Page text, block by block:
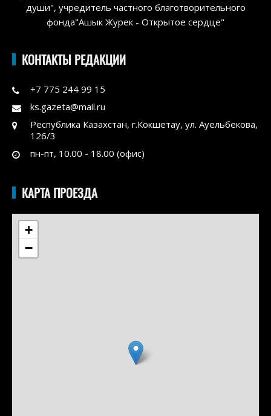
души", учредитель частного благотворительного
фонда"Ашык Журек - Открытое сердце"
КОНТАКТЫ РЕДАКЦИИ
+7 775 244 99 15
ks.gazeta@mail.ru
Республика Казахстан, г.Кокшетау, ул. Ауельбекова,
126/3
пн-пт, 10.00 - 18.00 (офис)
КАРТА ПРОЕЗДА
+
−